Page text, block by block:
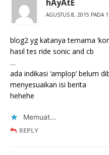
hAyAtE
AGUSTUS 8, 2015 PADA
blog2 yg katanya ternama
hasil tes ride sonic and cb
…
ada indikasi ‘amplop’ belum
menyesuaikan isi berita
hehehe
Memuat...
REPLY